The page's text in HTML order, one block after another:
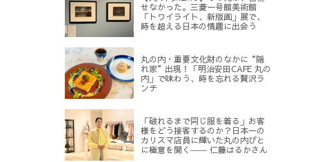
せなかった。三菱一号館美術館
「トワイライト、新版画」展で、
時を超える日本の情趣に出会う
丸の内・重要文化財のなかに“隠
れ家”出現！「明治安田CAFE 丸の
内」で味わう、時を忘れる贅沢ラ
ンチ
「破れるまで同じ服を着る」お客
様をどう接客するのか？日本一の
カリスマ店員に輝いた丸の内びと
に極意を聞く―― 仁藤はるかさん